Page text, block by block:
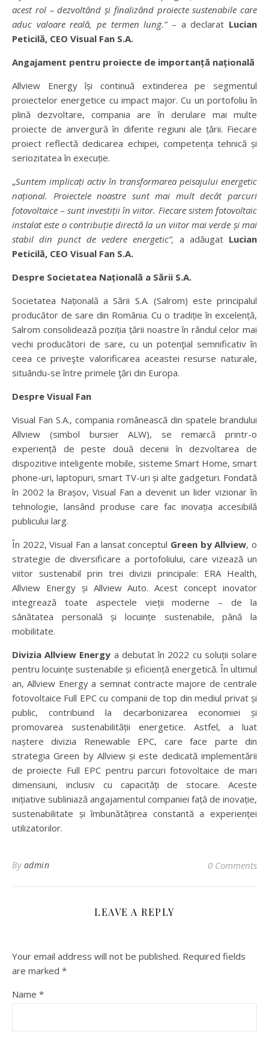
acest rol – dezvoltând și finalizând proiecte sustenabile care
aduc valoare reală, pe termen lung.” – a declarat Lucian
Peticilă, CEO Visual Fan S.A.
Angajament pentru proiecte de importanță națională
Allview Energy își continuă extinderea pe segmentul
proiectelor energetice cu impact major. Cu un portofoliu în
plină dezvoltare, compania are în derulare mai multe
proiecte de anvergură în diferite regiuni ale țării. Fiecare
proiect reflectă dedicarea echipei, competența tehnică și
seriozitatea în execuție.
„Suntem implicați activ în transformarea peisajului energetic
național. Proiectele noastre sunt mai mult decât parcuri
fotovoltaice – sunt investiții în viitor. Fiecare sistem fotovoltaic
instalat este o contribuție directă la un viitor mai verde și mai
stabil din punct de vedere energetic”, a adăugat Lucian
Peticilă, CEO Visual Fan S.A.
Despre Societatea Națională a Sării S.A.
Societatea Națională a Sării S.A. (Salrom) este principalul
producător de sare din România. Cu o tradiție în excelență,
Salrom consolidează poziția țării noastre în rândul celor mai
vechi producători de sare, cu un potenţial semnificativ în
ceea ce priveşte valorificarea aceastei resurse naturale,
situându-se între primele ţări din Europa.
Despre Visual Fan
Visual Fan S.A., compania românească din spatele brandului
Allview (simbol bursier ALW), se remarcă printr-o
experiență de peste două decenii în dezvoltarea de
dispozitive inteligente mobile, sisteme Smart Home, smart
phone-uri, laptopuri, smart TV-uri și alte gadgeturi. Fondată
în 2002 la Brașov, Visual Fan a devenit un lider vizionar în
tehnologie, lansând produse care fac inovația accesibilă
publicului larg.
În 2022, Visual Fan a lansat conceptul Green by Allview, o
strategie de diversificare a portofoliului, care vizează un
viitor sustenabil prin trei divizii principale: ERA Health,
Allview Energy și Allview Auto. Acest concept inovator
integrează toate aspectele vieții moderne – de la
sănătatea personală și locuințe sustenabile, până la
mobilitate.
Divizia Allview Energy a debutat în 2022 cu soluții solare
pentru locuințe sustenabile și eficiență energetică. În ultimul
an, Allview Energy a semnat contracte majore de centrale
fotovoltaice Full EPC cu companii de top din mediul privat și
public, contribuind la decarbonizarea economiei și
promovarea sustenabilității energetice. Astfel, a luat
naștere divizia Renewable EPC, care face parte din
strategia Green by Allview și este dedicată implementării
de proiecte Full EPC pentru parcuri fotovoltaice de mari
dimensiuni, inclusiv cu capacități de stocare. Aceste
inițiative subliniază angajamentul companiei față de inovație,
sustenabilitate și îmbunătățirea constantă a experienței
utilizatorilor.
By admin 0 Comments
LEAVE A REPLY
Your email address will not be published. Required fields
are marked *
Name *